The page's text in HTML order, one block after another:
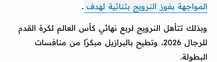
المواجهة بفوز النرويج بثنائية لهدف .
وبذلك تتأهل النرويج لربع نهائي كأس العالم لكرة القدم
للرجال 2026، وتطيح بالبرازيل مبكرًا من منافسات
البطولة.